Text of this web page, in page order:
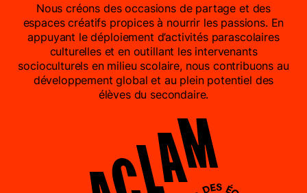
Nous créons des occasions de partage et des
espaces créatifs propices à nourrir les passions. En
appuyant le déploiement d’activités parascolaires
culturelles et en outillant les intervenants
socioculturels en milieu scolaire, nous contribuons au
développement global et au plein potentiel des
élèves du secondaire.